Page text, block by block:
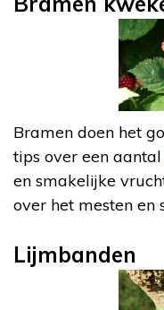
Bramen doen het
tips over een aantal
en smakelijke
over het mesten en
Lijmbanden